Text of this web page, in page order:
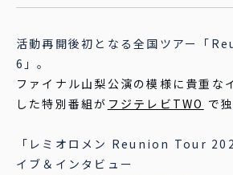
活動再開後初となる全国ツアー「
6」。
ファイナル山梨公演の模様に貴重な
した特別番組が フジテレビTWO で
「レミオロメン Reunion Tour
イブ＆インタビュー